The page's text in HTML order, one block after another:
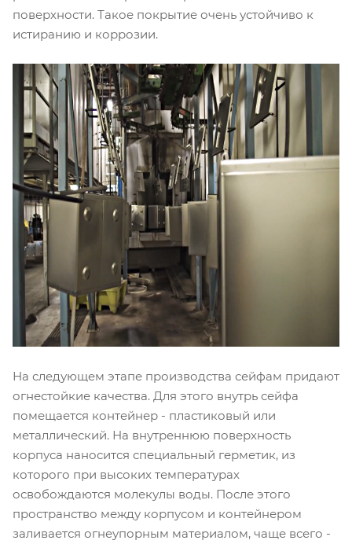
поверхности. Такое покрытие очень устойчиво к
истиранию и коррозии.
На следующем этапе производства сейфам придают
огнестойкие качества. Для этого внутрь сейфа
помещается контейнер - пластиковый или
металлический. На внутреннюю поверхность
корпуса наносится специальный герметик, из
которого при высоких температурах
освобождаются молекулы воды. После этого
пространство между корпусом и контейнером
заливается огнеупорным материалом, чаще всего -